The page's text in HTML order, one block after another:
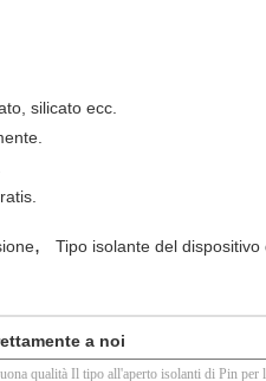
silicato ecc.
, Tipo isolante del
a noi